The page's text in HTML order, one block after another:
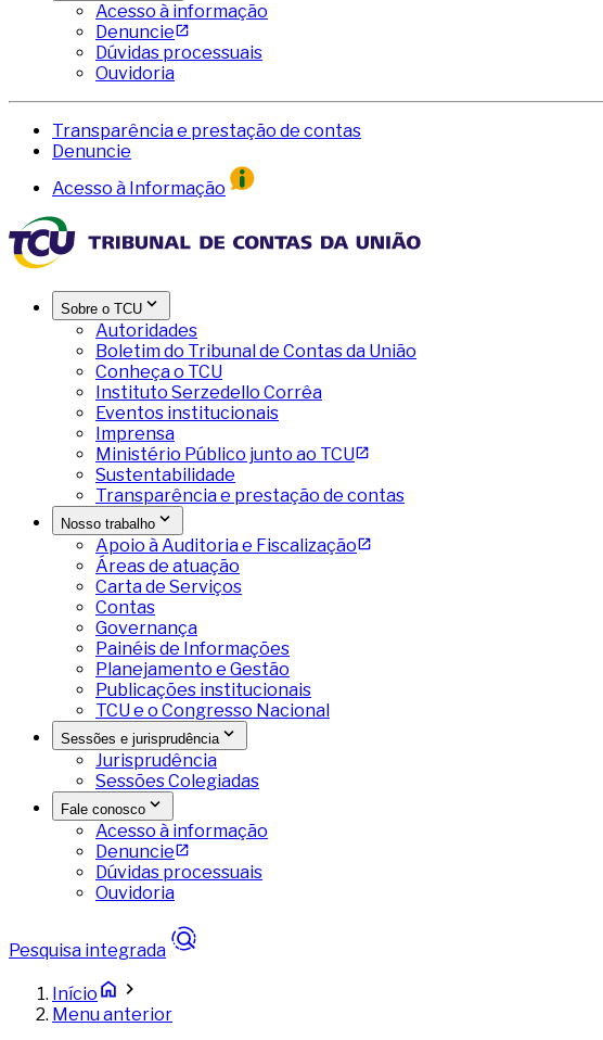
Acesso à informação
Denuncie
Dúvidas processuais
Ouvidoria
Transparência e prestação de contas
Denuncie
Acesso à Informação
Sobre o TCU
Autoridades
Boletim do Tribunal de Contas da União
Conheça o TCU
Instituto Serzedello Corrêa
Eventos institucionais
Imprensa
Ministério Público junto ao TCU
Sustentabilidade
Transparência e prestação de contas
Nosso trabalho
Apoio à Auditoria e Fiscalização
Áreas de atuação
Carta de Serviços
Contas
Governança
Painéis de Informações
Planejamento e Gestão
Publicações institucionais
TCU e o Congresso Nacional
Sessões e jurisprudência
Jurisprudência
Sessões Colegiadas
Fale conosco
Acesso à informação
Denuncie
Dúvidas processuais
Ouvidoria
Pesquisa integrada
Início
Menu anterior